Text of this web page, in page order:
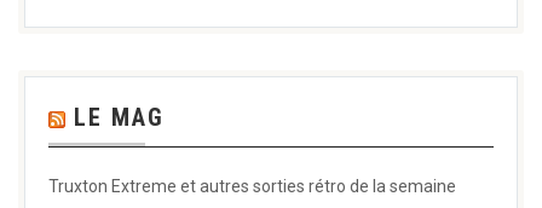
LE MAG
Truxton Extreme et autres sorties rétro de la semaine